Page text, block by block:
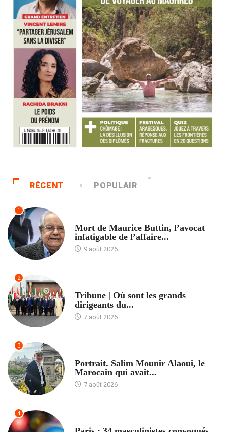
RÉCENT POPULAIR
1
Mort de Maurice Buttin, l’avocat
infatigable de l’affaire...
9 août 2026
2
Tribune | Où sont les grands
dirigeants du...
7 août 2026
3
Portrait. Salim Mounir Alaoui, le
Marocain qui avait...
7 août 2026
4